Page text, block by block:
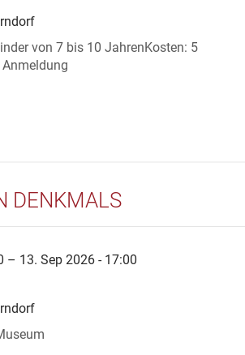
von 7 bis 10 JahrenKosten: 5
Anmeldung
DENKMALS
– 13. Sep 2026 - 17:00